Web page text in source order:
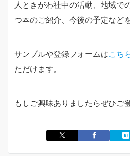
人ときがわ社中の活動、地域で
つ本のご紹介、今後の予定など
サンプルや登録フォームはこち
ただけます。
もしご興味ありましたらぜひご